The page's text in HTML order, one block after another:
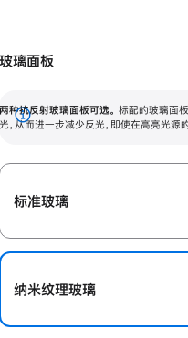
使用，也能保持出色画质。
玻璃面板
两种抗反射玻璃面板可选。 标配的玻璃面
光，从而进一步减少反光，即使在高亮光源
展
标准玻璃
纳米纹理玻璃